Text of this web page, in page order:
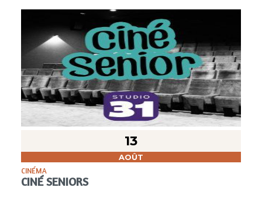
13
AOÛT
CINÉMA
CINÉ SENIORS